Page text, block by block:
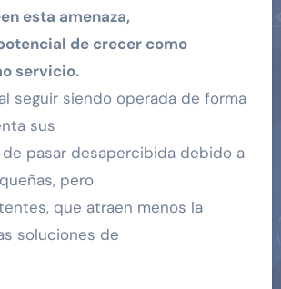
esta amenaza,
de crecer como
servicio.
seguir siendo operada de forma
sus
pasar desapercibida debido a
pero
que atraen menos la
soluciones de